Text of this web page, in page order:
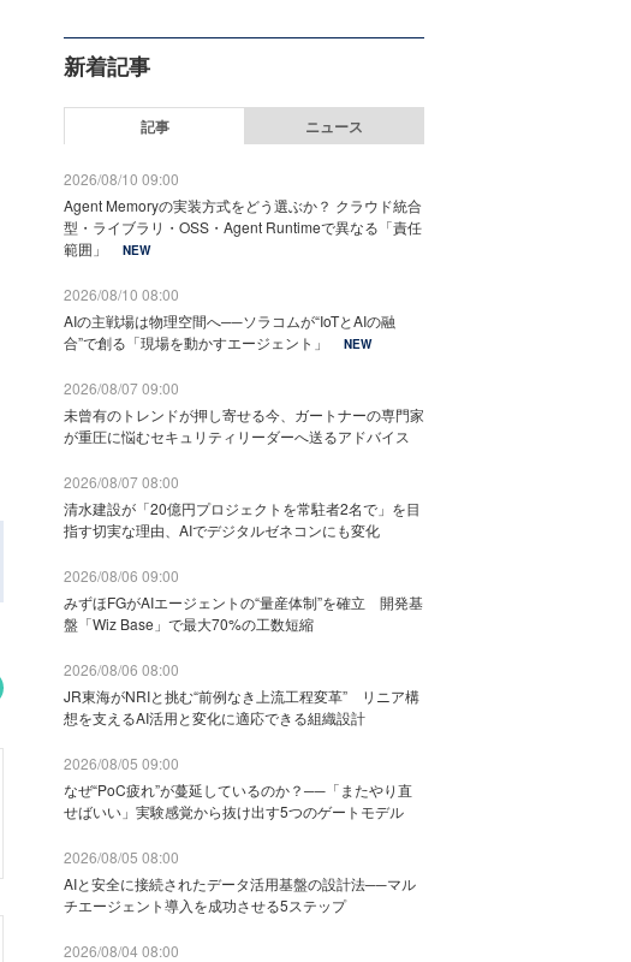
新着記事
記事 ニュース
2026/08/10 09:00
Agent Memoryの実装方式をどう選ぶか？ クラウド統合
型・ライブラリ・OSS・Agent Runtimeで異なる「責任
範囲」
NEW
2026/08/10 08:00
AIの主戦場は物理空間へ──ソラコムが“IoTとAIの融
合”で創る「現場を動かすエージェント」
NEW
2026/08/07 09:00
未曾有のトレンドが押し寄せる今、ガートナーの専門家
が重圧に悩むセキュリティリーダーへ送るアドバイス
2026/08/07 08:00
清水建設が「20億円プロジェクトを常駐者2名で」を目
指す切実な理由、AIでデジタルゼネコンにも変化
2026/08/06 09:00
みずほFGがAIエージェントの“量産体制”を確立 開発基
盤「Wiz Base」で最大70%の工数短縮
2026/08/06 08:00
JR東海がNRIと挑む“前例なき上流工程変革” リニア構
想を支えるAI活用と変化に適応できる組織設計
2026/08/05 09:00
なぜ“PoC疲れ”が蔓延しているのか？──「またやり直
せばいい」実験感覚から抜け出す5つのゲートモデル
2026/08/05 08:00
AIと安全に接続されたデータ活用基盤の設計法──マル
チエージェント導入を成功させる5ステップ
2026/08/04 08:00